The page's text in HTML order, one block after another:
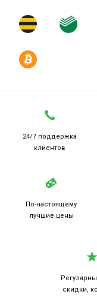
24/7 поддержка
клиентов
По-настоящему
лучшие цены
скидки,